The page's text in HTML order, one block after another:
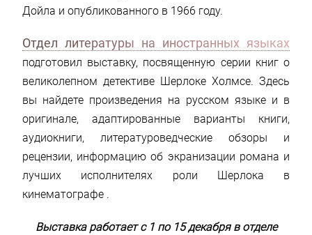
Дойла и опубликованного в 1966 году.
Отдел литературы на иностранных языках
подготовил выставку, посвященную серии книг о
великолепном детективе Шерлоке Холмсе. Здесь
вы найдете произведения на русском языке и в
оригинале, адаптированные варианты книги,
аудиокниги, литературоведческие обзоры и
рецензии, информацию об экранизации романа и
лучших исполнителях роли Шерлока в
кинематографе .
Выставка работает с 1 по 15 декабря в отделе